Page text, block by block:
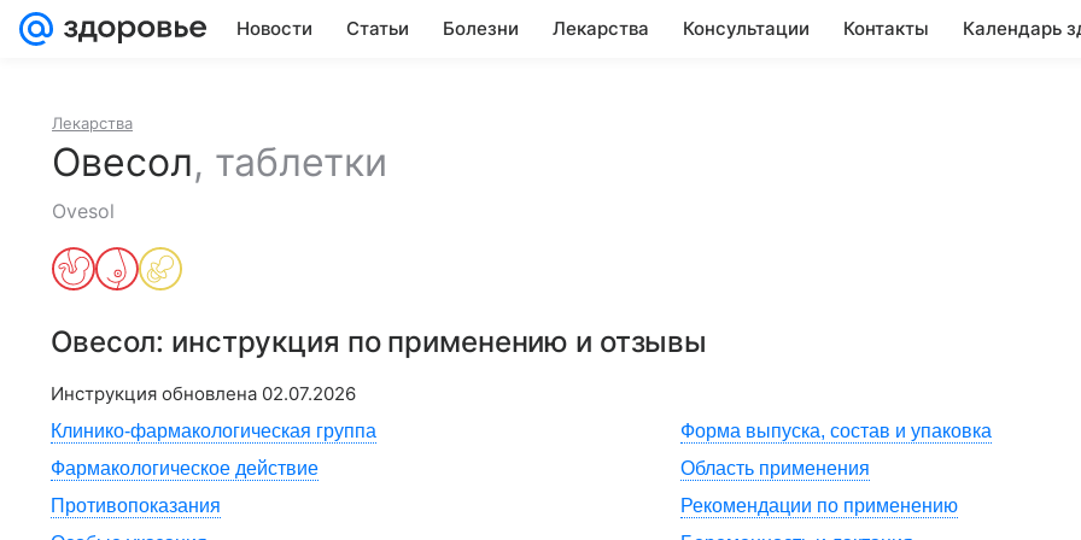
Новости Статьи Болезни Лекарства Консультации Контакты Календарь
Лекарства
Овесол, таблетки
Ovesol
Овесол: инструкция по применению и отзывы
Инструкция обновлена 02.07.2026
Клинико-фармакологическая группа
Форма выпуска, состав и упаковка
Фармакологическое действие
Область применения
Противопоказания
Рекомендации по применению